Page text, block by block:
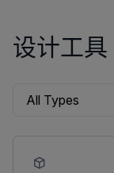
设计工具